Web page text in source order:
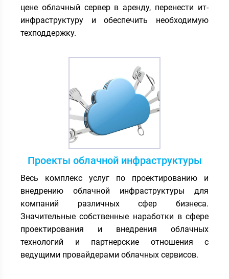
цене облачный сервер в аренду, перенести ит-
инфраструктуру и обеспечить необходимую
техподдержку.
Проекты облачной инфраструктуры
Весь комплекс услуг по проектированию и
внедрению облачной инфраструктуры для
компаний различных сфер бизнеса.
Значительные собственные наработки в сфере
проектирования и внедрения облачных
технологий и партнерские отношения с
ведущими провайдерами облачных сервисов.